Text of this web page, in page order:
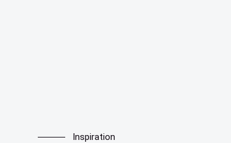
Inspiration